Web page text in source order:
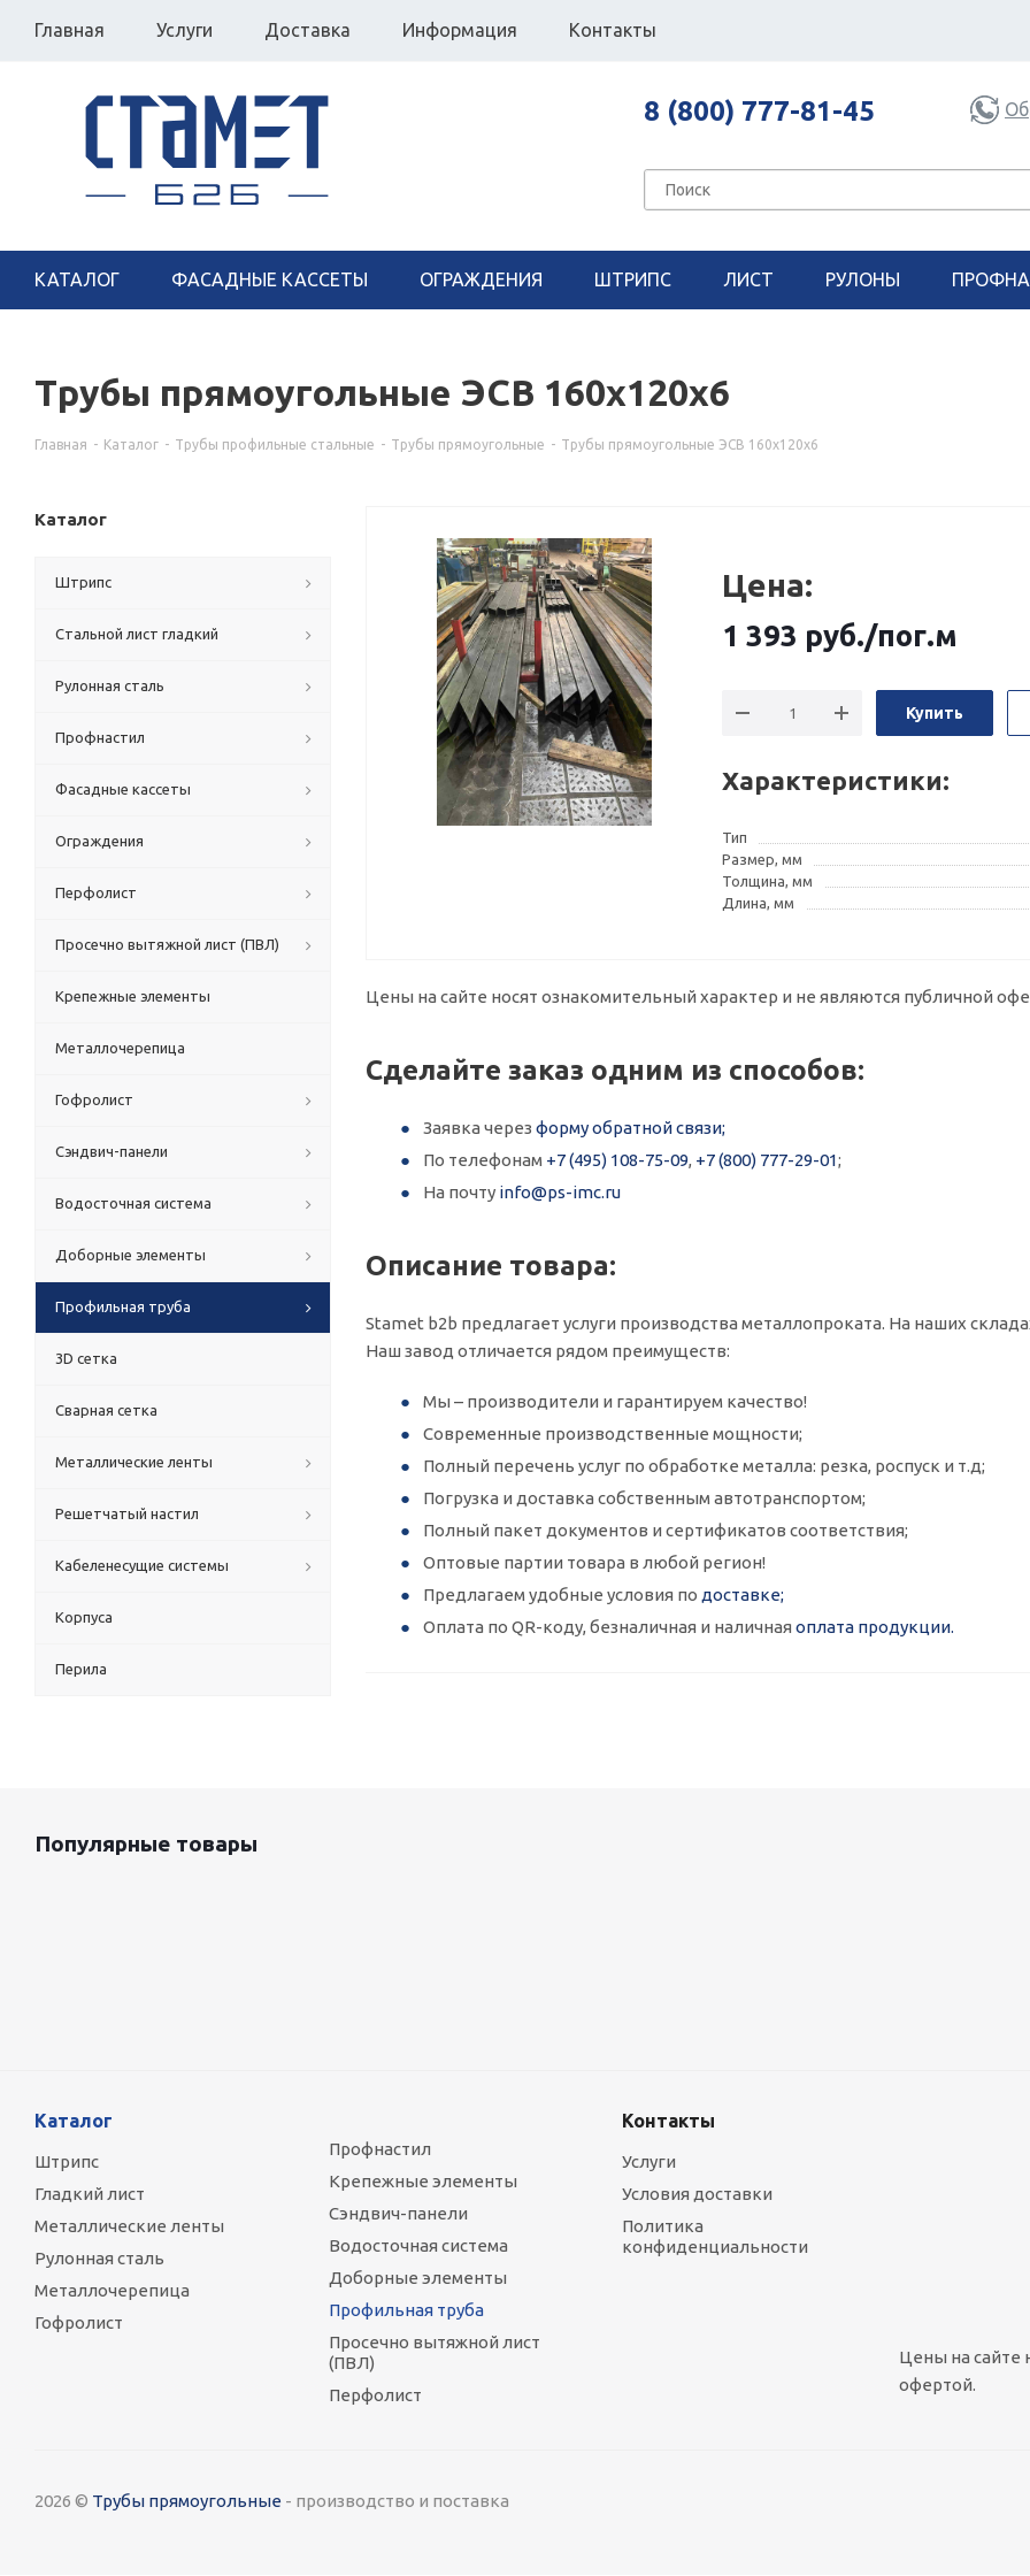
Главная Услуги Доставка Информация Контакты
8 (800) 777-81-45
КАТАЛОГ ФАСАДНЫЕ КАССЕТЫ ОГРАЖДЕНИЯ ШТРИПС ЛИСТ РУЛОНЫ
Трубы прямоугольные ЭСВ 160х120х6
Главная - Каталог - Трубы профильные стальные - Трубы прямоугольные - Трубы прямоугольные ЭСВ 160х120х6
Цена:
1 393 руб./пог.м
Купить
Характеристики:
Тип
Размер, мм
Толщина, мм
Длина, мм
Цены на сайте носят ознакомительный характер и не являются публичной
Сделайте заказ одним из способов:
Заявка через форму обратной связи;
По телефонам +7 (495) 108-75-09, +7 (800) 777-29-01;
На почту info@ps-imc.ru
Описание товара:
Stamet b2b предлагает услуги производства металлопроката. На наших
Наш завод отличается рядом преимуществ:
Мы – производители и гарантируем качество!
Современные производственные мощности;
Полный перечень услуг по обработке металла: резка, роспуск и т.д;
Погрузка и доставка собственным автотранспортом;
Полный пакет документов и сертификатов соответствия;
Оптовые партии товара в любой регион!
Предлагаем удобные условия по доставке;
Оплата по QR-коду, безналичная и наличная оплата продукции.
Каталог
Штрипс
Стальной лист гладкий
Рулонная сталь
Профнастил
Фасадные кассеты
Ограждения
Перфолист
Просечно вытяжной лист (ПВЛ)
Крепежные элементы
Металлочерепица
Гофролист
Сэндвич-панели
Водосточная система
Доборные элементы
Профильная труба
3D сетка
Сварная сетка
Металлические ленты
Решетчатый настил
Кабеленесущие системы
Корпуса
Перила
Популярные товары
Каталог
Штрипс
Гладкий лист
Металлические ленты
Рулонная сталь
Металлочерепица
Гофролист
Профнастил
Крепежные элементы
Сэндвич-панели
Водосточная система
Доборные элементы
Профильная труба
Просечно вытяжной лист
(ПВЛ)
Перфолист
Контакты
Услуги
Условия доставки
Политика
конфиденциальности
Цены на сайте
офертой.
2026 © Трубы прямоугольные - производство и поставка